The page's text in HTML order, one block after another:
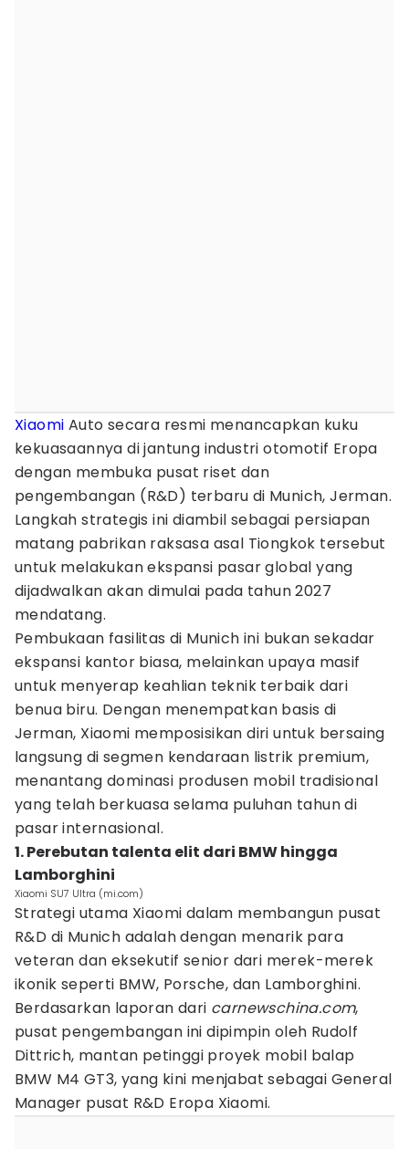
Xiaomi Auto secara resmi menancapkan kuku
kekuasaannya di jantung industri otomotif Eropa
dengan membuka pusat riset dan
pengembangan (R&D) terbaru di Munich, Jerman.
Langkah strategis ini diambil sebagai persiapan
matang pabrikan raksasa asal Tiongkok tersebut
untuk melakukan ekspansi pasar global yang
dijadwalkan akan dimulai pada tahun 2027
mendatang.
Pembukaan fasilitas di Munich ini bukan sekadar
ekspansi kantor biasa, melainkan upaya masif
untuk menyerap keahlian teknik terbaik dari
benua biru. Dengan menempatkan basis di
Jerman, Xiaomi memposisikan diri untuk bersaing
langsung di segmen kendaraan listrik premium,
menantang dominasi produsen mobil tradisional
yang telah berkuasa selama puluhan tahun di
pasar internasional.
1. Perebutan talenta elit dari BMW hingga
Lamborghini
Xiaomi SU7 Ultra (mi.com)
Strategi utama Xiaomi dalam membangun pusat
R&D di Munich adalah dengan menarik para
veteran dan eksekutif senior dari merek-merek
ikonik seperti BMW, Porsche, dan Lamborghini.
Berdasarkan laporan dari carnewschina.com,
pusat pengembangan ini dipimpin oleh Rudolf
Dittrich, mantan petinggi proyek mobil balap
BMW M4 GT3, yang kini menjabat sebagai General
Manager pusat R&D Eropa Xiaomi.